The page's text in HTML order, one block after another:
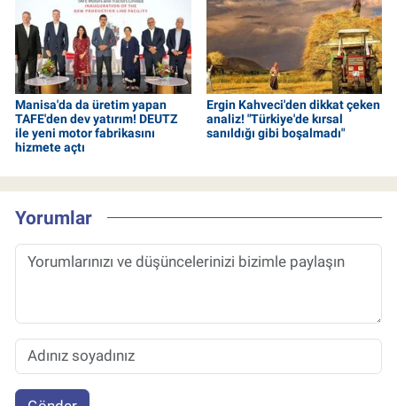
Manisa'da da üretim yapan
TAFE'den dev yatırım! DEUTZ
ile yeni motor fabrikasını
hizmete açtı
Ergin Kahveci'den dikkat çeken
analiz! "Türkiye'de kırsal
sanıldığı gibi boşalmadı"
Yorumlar